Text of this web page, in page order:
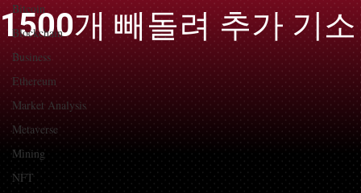
Bitcoin
Blockchain
Business
Ethereum
Market Analysis
Metaverse
Mining
NFT
1500개 빼돌려 추가 기소